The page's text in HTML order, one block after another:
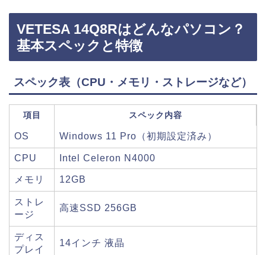
VETESA 14Q8Rはどんなパソコン？
基本スペックと特徴
スペック表（CPU・メモリ・ストレージなど）
項目 スペック内容
OS Windows 11 Pro（初期設定済み）
CPU Intel Celeron N4000
メモリ 12GB
ストレ
ージ
高速SSD 256GB
ディス
プレイ
14インチ 液晶